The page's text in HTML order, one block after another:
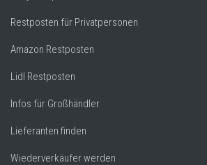
Restposten für Privatpersonen
Amazon Restposten
Lidl Restposten
Infos für Großhändler
Lieferanten finden
Wiederverkäufer werden